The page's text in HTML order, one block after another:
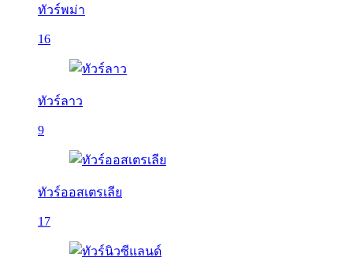
ทัวร์พม่า
16
ทัวร์ลาว
9
ทัวร์ออสเตรเลีย
17